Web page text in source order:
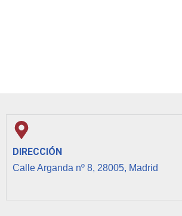
DIRECCIÓN
Calle Arganda nº 8, 28005, Madrid